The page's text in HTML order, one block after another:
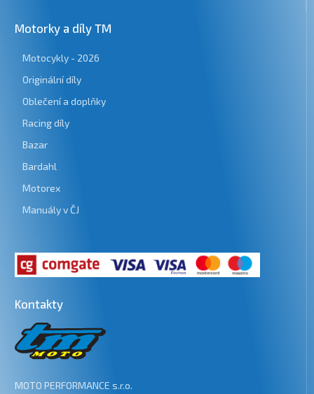
Motorky a díly TM
Motocykly - 2026
Originální díly
Oblečení a doplňky
Racing díly
Bazar
Bardahl
Motorex
Manuály v ČJ
Kontakty
MOTO PERFORMANCE s.r.o.